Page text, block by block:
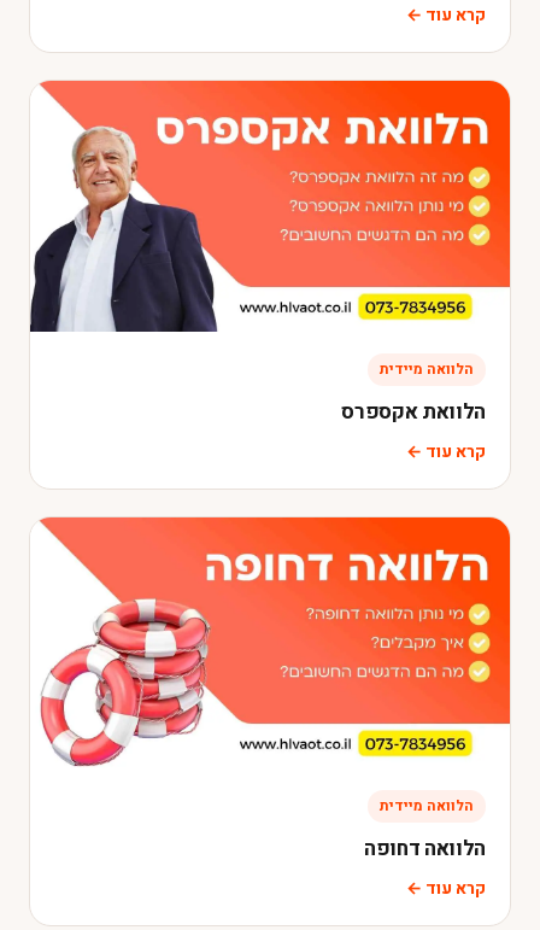
קרא עוד ←
הלוואה מיידית
הלוואת אקספרס
קרא עוד ←
הלוואה מיידית
הלוואה דחופה
קרא עוד ←